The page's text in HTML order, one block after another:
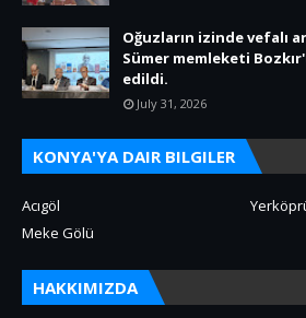
Oğuzların izinde vefalı
Sümer memleketi
edildi.
July 31, 2026
KONYA'YA DAIR BILGILER
Acıgöl
Meke Gölü
HAKKIMIZDA